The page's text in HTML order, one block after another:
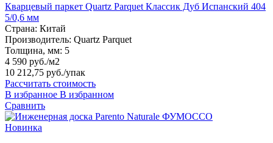
Кварцевый паркет Quartz Parquet Классик Дуб Испанский 404
5/0,6 мм
Страна: Китай
Производитель: Quartz Parquet
Толщина, мм: 5
4 590 руб./м2
10 212,75 руб./упак
Рассчитать стоимость
В избранное В избранном
Сравнить
Новинка